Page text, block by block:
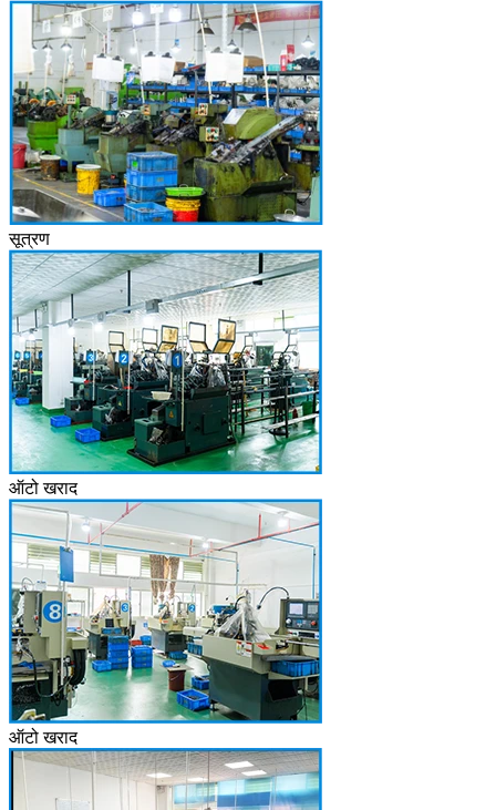
सूत्रण
ऑटो खराद
ऑटो खराद